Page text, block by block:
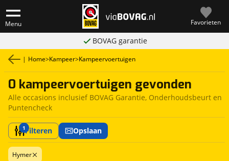
Menu Favorieten
BOVAG garantie
| Home>Kampeer>Kampeervoertuigen
0 kampeervoertuigen gevonden
Alle occasions inclusief BOVAG Garantie, Onderhoudsbeurt en
Puntencheck
1Filteren Opslaan
Hymer